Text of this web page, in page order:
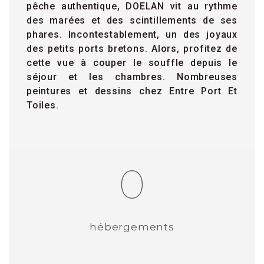
pêche authentique, DOELAN vit au rythme
des marées et des scintillements de ses
phares. Incontestablement, un des joyaux
des petits ports bretons. Alors, profitez de
cette vue à couper le souffle depuis le
séjour et les chambres. Nombreuses
peintures et dessins chez Entre Port Et
Toiles.
0
hébergements